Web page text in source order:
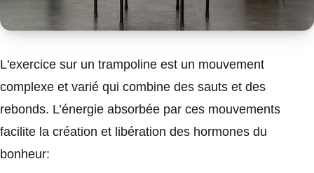
L'exercice sur un trampoline est un mouvement
complexe et varié qui combine des sauts et des
rebonds. L’énergie absorbée par ces mouvements
facilite la création et libération des hormones du
bonheur: